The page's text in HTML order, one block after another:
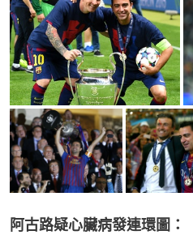
阿古路疑心臟病發連環圖：